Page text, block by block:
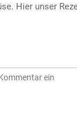
Hier unser